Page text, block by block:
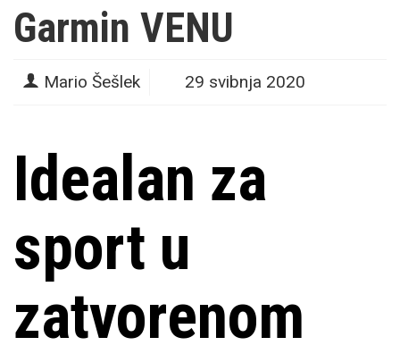
Garmin VENU
Mario Šešlek 29 svibnja 2020
Idealan za
sport u
zatvorenom